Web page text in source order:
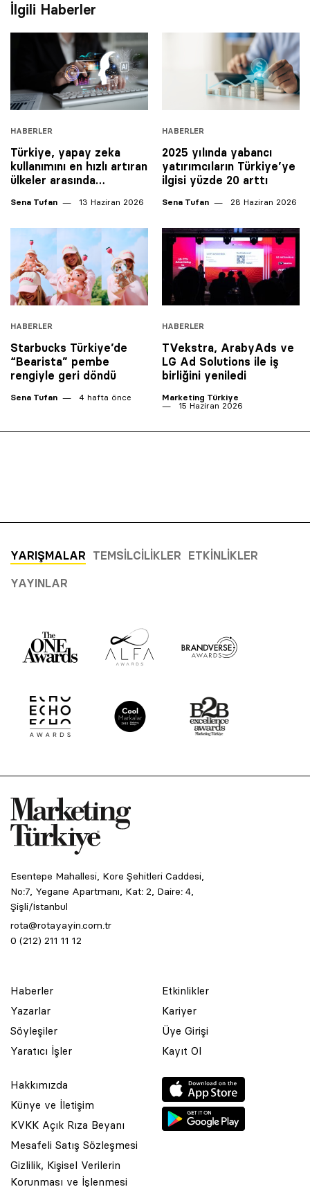
İlgili Haberler
HABERLER
Türkiye, yapay zeka
kullanımını en hızlı artıran
ülkeler arasında…
Sena Tufan 13 Haziran 2026
HABERLER
2025 yılında yabancı
yatırımcıların Türkiye’ye
ilgisi yüzde 20 arttı
Sena Tufan 28 Haziran 2026
HABERLER
Starbucks Türkiye’de
“Bearista” pembe
rengiyle geri döndü
Sena Tufan 4 hafta önce
HABERLER
TVekstra, ArabyAds ve
LG Ad Solutions ile iş
birliğini yeniledi
Marketing Türkiye
15 Haziran 2026
YARIŞMALAR TEMSILCILIKLER ETKINLIKLER
YAYINLAR
Esentepe Mahallesi, Kore Şehitleri Caddesi,
No:7, Yegane Apartmanı, Kat: 2, Daire: 4,
Şişli/İstanbul
rota@rotayayin.com.tr
0 (212) 211 11 12
Haberler
Yazarlar
Söyleşiler
Yaratıcı İşler
Etkinlikler
Kariyer
Üye Girişi
Kayıt Ol
Hakkımızda
Künye ve İletişim
KVKK Açık Rıza Beyanı
Mesafeli Satış Sözleşmesi
Gizlilik, Kişisel Verilerin
Korunması ve İşlenmesi